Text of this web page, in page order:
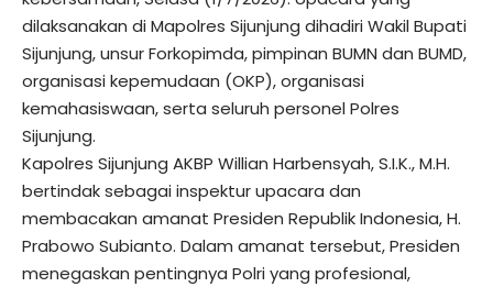
dilaksanakan di Mapolres Sijunjung dihadiri Wakil Bupati
Sijunjung, unsur Forkopimda, pimpinan BUMN dan BUMD,
organisasi kepemudaan (OKP), organisasi
kemahasiswaan, serta seluruh personel Polres
Sijunjung.
Kapolres Sijunjung AKBP Willian Harbensyah, S.I.K., M.H.
bertindak sebagai inspektur upacara dan
membacakan amanat Presiden Republik Indonesia, H.
Prabowo Subianto. Dalam amanat tersebut, Presiden
menegaskan pentingnya Polri yang profesional,